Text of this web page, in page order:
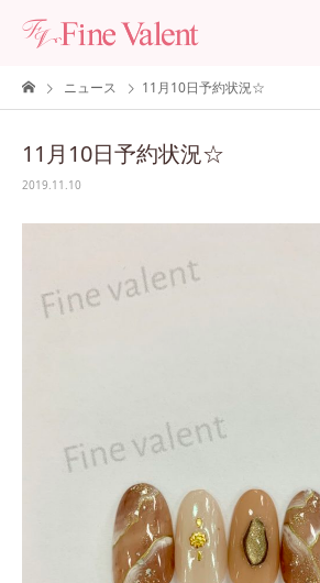
ニュース 11月10日予約状況☆
11月10日予約状況☆
2019.11.10